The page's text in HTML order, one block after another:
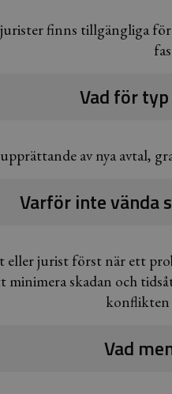
finns tillgängliga
Vad för
av nya avtal,
Varför inte vända
jurist först när ett
minimera skadan och
konflikten
Vad